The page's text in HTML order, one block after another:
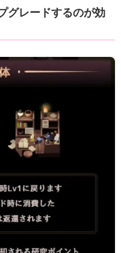
グレードするのが効